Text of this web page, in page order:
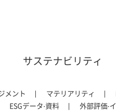
サステナビリティ
メント マテリアリティ
ESGデータ‧資料 外部評価‧